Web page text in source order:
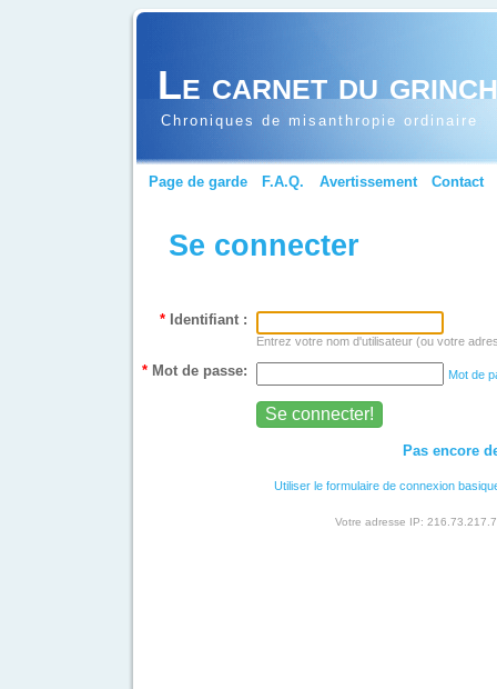
Le carnet du
Chroniques de misanthropie ordinaire
Page de garde F.A.Q. Avertissement Contact
Se connecter
* Identifiant :
Entrez votre nom d'utilisateur (ou votre
* Mot de passe: Mot de
Pas encore
Utiliser le formulaire de connexion
Votre adresse IP: